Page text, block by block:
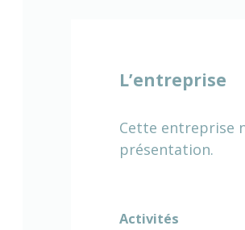
L’entreprise
Cette entreprise
présentation.
Activités